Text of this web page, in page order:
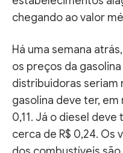
chegando ao valor
Há uma semana
os preços da
distribuidoras seriam
gasolina deve ter, em
0,11. Já o diesel
cerca de R$ 0,24. Os